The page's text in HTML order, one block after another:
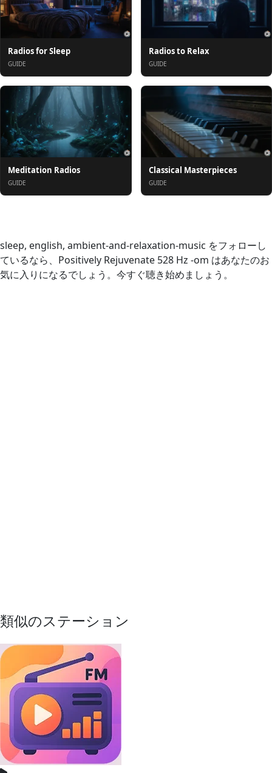
Radios for Sleep
GUIDE
Radios to Relax
GUIDE
Meditation Radios
GUIDE
Classical Masterpieces
GUIDE
sleep, english, ambient-and-relaxation-music をフォローし
ているなら、Positively Rejuvenate 528 Hz -om はあなたのお
気に入りになるでしょう。今すぐ聴き始めましょう。
類似のステーション